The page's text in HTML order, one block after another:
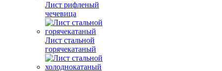
Лист рифленый
чечевица
Лист стальной
горячекатаный